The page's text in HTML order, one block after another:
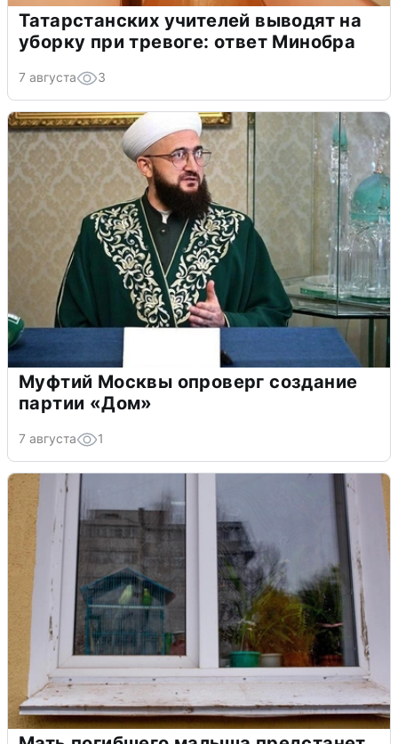
Татарстанских учителей выводят на
уборку при тревоге: ответ Минобра
7 августа 3
Муфтий Москвы опроверг создание
партии «Дом»
7 августа 1